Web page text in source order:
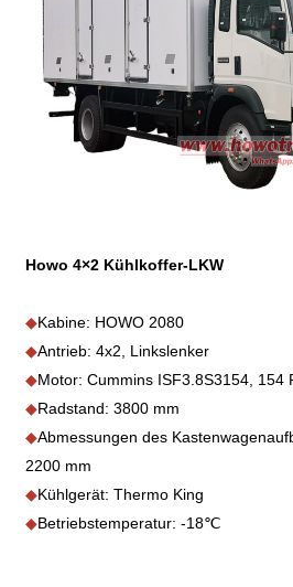
Howo 4×2 Kühlkoffer-LKW
◆Kabine: HOWO 2080
◆Antrieb: 4x2, Linkslenker
◆Motor: Cummins ISF3.8S3154, 154
◆Radstand: 3800 mm
◆Abmessungen des
2200 mm
◆Kühlgerät: Thermo King
◆Betriebstemperatur: -18℃